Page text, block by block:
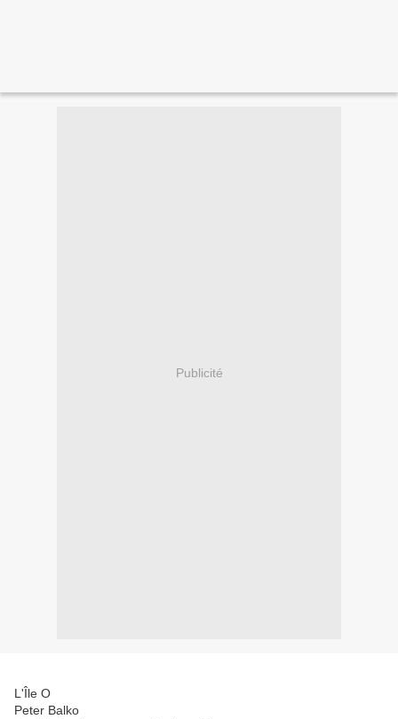
Publicité
L'Île O
Peter Balko